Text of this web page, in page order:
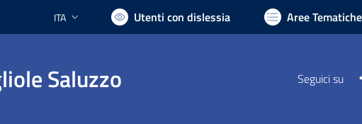
Lingua attiva:
ITA Utenti con dislessia Aree Tematiche
Saluzzo Seguici su